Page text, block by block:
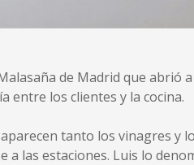
de Madrid que abrió
entre los clientes y la cocina.
tanto los vinagres y
a las estaciones. Luis lo